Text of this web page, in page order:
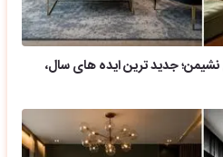
جدید ترین ایده های سال،